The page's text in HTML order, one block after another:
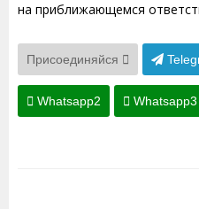
на приближающемся
Присоединяйся
Whatsapp2 Whatsapp3